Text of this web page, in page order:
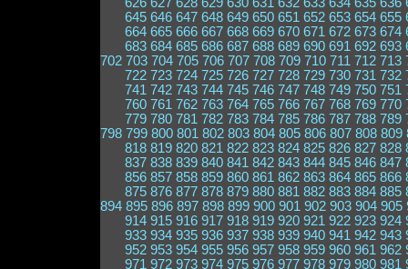
645 646 647 648 649 650 651 652 653 654 655
664 665 666 667 668 669 670 671 672 673 674
683 684 685 686 687 688 689 690 691 692 693
702 703 704 705 706 707 708 709 710 711 712 713
722 723 724 725 726 727 728 729 730 731 732
741 742 743 744 745 746 747 748 749 750 751
760 761 762 763 764 765 766 767 768 769 770
779 780 781 782 783 784 785 786 787 788 789
798 799 800 801 802 803 804 805 806 807 808 809
818 819 820 821 822 823 824 825 826 827 828
837 838 839 840 841 842 843 844 845 846 847
856 857 858 859 860 861 862 863 864 865 866
875 876 877 878 879 880 881 882 883 884 885
894 895 896 897 898 899 900 901 902 903 904 905
914 915 916 917 918 919 920 921 922 923 924
933 934 935 936 937 938 939 940 941 942 943
952 953 954 955 956 957 958 959 960 961 962
971 972 973 974 975 976 977 978 979 980 981